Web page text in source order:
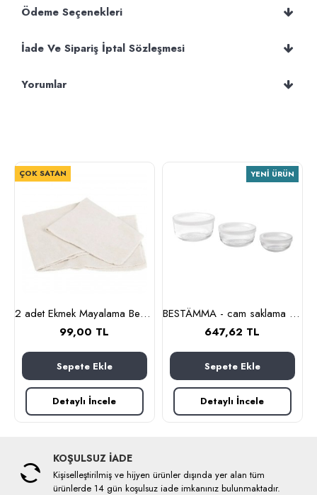
Ödeme Seçenekleri
İade Ve Sipariş İptal Sözleşmesi
Yorumlar
ÇOK SATAN
2 adet Ekmek Mayalama Bezi 50x70 cm, %100 Pamuk Amerikan Pasa Bezi
99,00 TL
Sepete Ekle
Detaylı İncele
YENI ÜRÜN
BESTÄMMA - cam saklama kabı seti (cam)
647,62 TL
Sepete Ekle
Detaylı İncele
KOŞULSUZ İADE
Kişiselleştirilmiş ve hijyen ürünler dışında yer alan tüm
ürünlerde 14 gün koşulsuz iade imkanınız bulunmaktadır.